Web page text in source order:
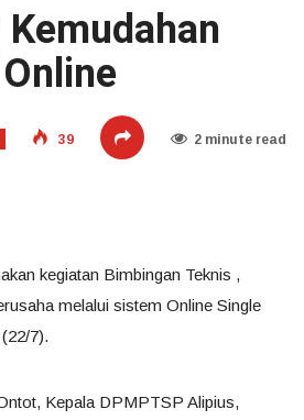
39 2 minute read
kegiatan Bimbingan Teknis ,
melalui sistem Online Single
7).
Kepala DPMPTSP Alipius,